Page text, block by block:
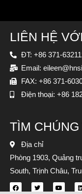
LIÊN HỆ
ĐT: +86 371-
Email:
FAX: +86 371-
Điện thoại: +86
TÌM CHÚNG
Địa chỉ
Phòng 1903, Quảng
South, Trịnh Châu,